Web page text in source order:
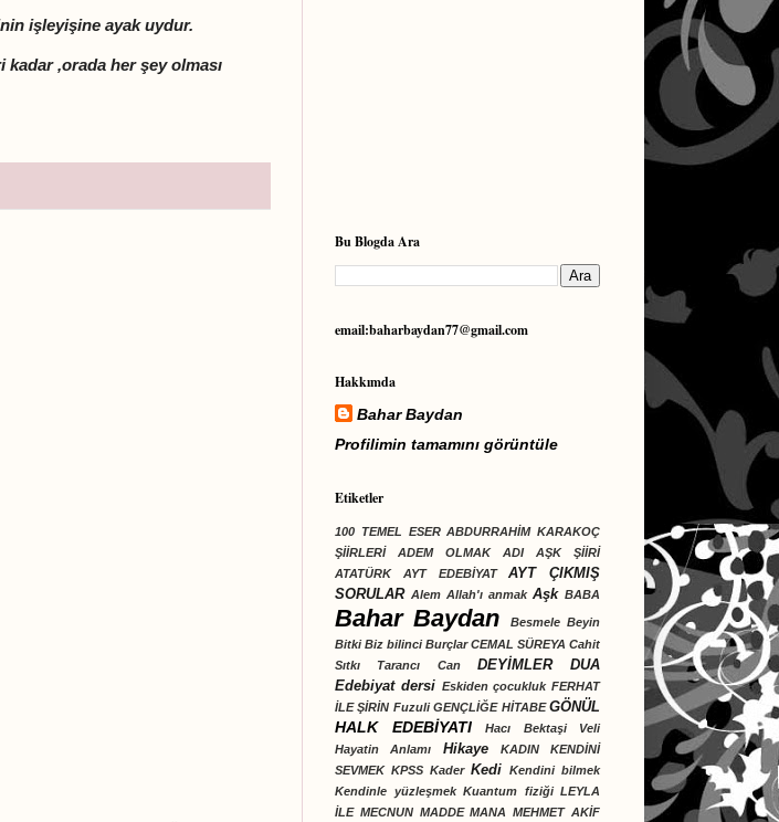
işleyişine ayak uydur.
,orada her şey olması
Bu Blogda Ara
email:baharbaydan77@gmail.com
Hakkımda
Bahar Baydan
Profilimin tamamını görüntüle
Etiketler
100 TEMEL ESER ABDURRAHİM KARAKOÇ
ŞİİRLERİ
ADEM OLMAK
ADI AŞK ŞİİRİ
ATATÜRK
AYT EDEBİYAT
AYT ÇIKMIŞ
SORULAR Alem Allah'ı anmak Aşk BABA
Bahar Baydan Besmele Beyin
Bitki Biz bilinci Burçlar CEMAL SÜREYA Cahit
Sıtkı Tarancı
Can DEYİMLER
DUA
Edebiyat dersi Eskiden çocukluk FERHAT
İLE ŞİRİN Fuzuli GENÇLİĞE HİTABE GÖNÜL
HALK EDEBİYATI
Hacı Bektaşi Veli
Hayatin Anlamı
Hikaye KADIN
KENDİNİ
SEVMEK KPSS Kader Kedi Kendini bilmek
Kendinle yüzleşmek Kuantum fiziği LEYLA
İLE MECNUN MADDE MANA
MEHMET AKİF